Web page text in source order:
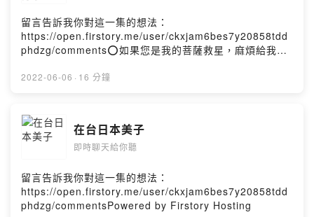
留言告訴我你對這一集的想法：
https://open.firstory.me/user/ckxjam6bes7y20858tdd
phdzg/comments⭕️如果您是我的菩薩救星，麻煩給我
www.linktr.ee/ed76559751平台留言吾亦或是留言區或私
直播也OK啦～😊Powered by Firstory Hosting
2022-06-06 · 16 分鐘
在台日本美子
即時聊天給你聽
留言告訴我你對這一集的想法：
https://open.firstory.me/user/ckxjam6bes7y20858tdd
phdzg/commentsPowered by Firstory Hosting